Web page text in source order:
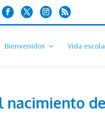
Bienvenidos Vida
nacimiento